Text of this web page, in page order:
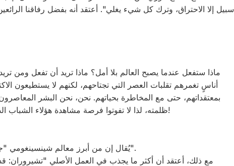
سبيل إلا الاحتراق، وترك كل شيء يغلي". أعتقد أنه بفضل رفاقنا
ماذا ستفعل عندما يصبح العالم بلا أمل؟ ماذا تريد أن تفعل
أناسٍ تغمرهم تقلبات العصر التي تجتاحهم، لكنهم لا يستطيعون
بمعتقداتهم، حتى مع المخاطرة بحياتهم. نحن، نحن البشر
ظلمته، لذا لا تفوتوا فرصة مشاهدة هؤلاء الشباب الذين يُظهرون لنا القوة لنعيش الحياة على أكمل وجه!
يُقال إن من أبرز معالم شينسينغومي "جماليات التدمير". وهذا تحديدًا ما يُجسّده "تشيروران".
مع ذلك، أعتقد أن أكثر ما يجذب في العمل الأصلي